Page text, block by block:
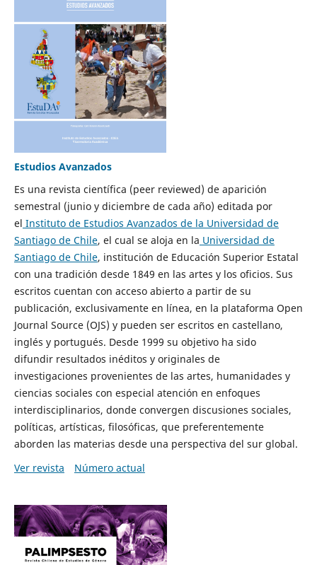
Estudios Avanzados
Es una revista científica (peer reviewed) de aparición
semestral (junio y diciembre de cada año) editada por
el Instituto de Estudios Avanzados de la Universidad de
Santiago de Chile, el cual se aloja en la Universidad de
Santiago de Chile, institución de Educación Superior Estatal
con una tradición desde 1849 en las artes y los oficios. Sus
escritos cuentan con acceso abierto a partir de su
publicación, exclusivamente en línea, en la plataforma Open
Journal Source (OJS) y pueden ser escritos en castellano,
inglés y portugués. Desde 1999 su objetivo ha sido
difundir resultados inéditos y originales de
investigaciones provenientes de las artes, humanidades y
ciencias sociales con especial atención en enfoques
interdisciplinarios, donde convergen discusiones sociales,
políticas, artísticas, filosóficas, que preferentemente
aborden las materias desde una perspectiva del sur global.
Ver revista
Número actual